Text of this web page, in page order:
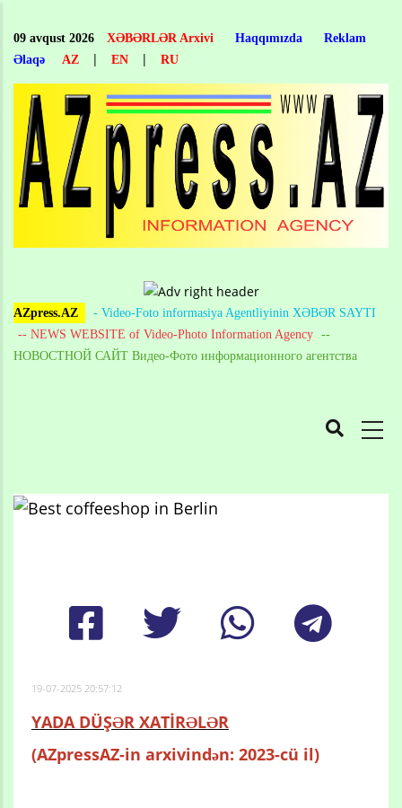
main
content
09 avqust 2026 XƏBƏRLƏR Arxivi Haqqımızda
Reklam
Əlaqə
AZ | EN | RU
AZpress.AZ
- Video-Foto informasiya Agentliyinin XƏBƏR SAYTI
-- NEWS WEBSITE of Video-Photo Information Agency --
НОВОСТНОЙ САЙТ Видео-Фото информационного агентства
Breadcrumb
19-07-2025 20:57:12
YADA DÜŞƏR XATİRƏLƏR
(AZpressAZ-in arxivindən: 2023-cü il)